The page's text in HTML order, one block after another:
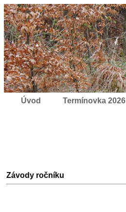
Úvod Termínovka 2026
Závody ročníku